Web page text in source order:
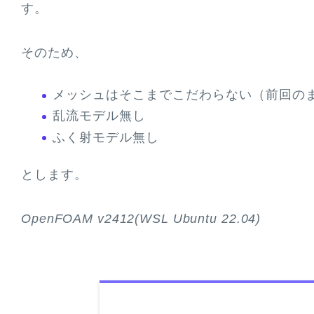
す。
そのため、
メッシュはそこまでこだわらない（前回の
乱流モデル無し
ふく射モデル無し
とします。
OpenFOAM v2412(WSL Ubuntu 22.04)